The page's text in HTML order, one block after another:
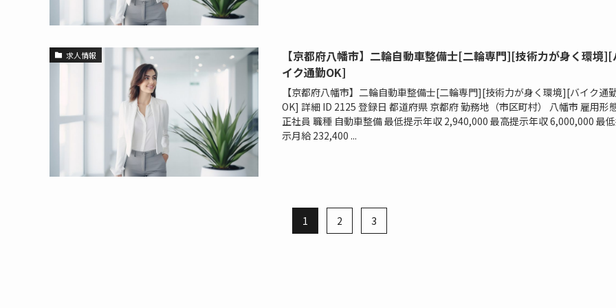
求人情報
【京都府八幡市】二輪自動車整備士[二輪専門][技術力が身く環境][
イク通勤OK]
【京都府八幡市】二輪自動車整備士[二輪専門][技術力が身く環境][バイク通
OK] 詳細 ID 2125 登録日 都道府県 京都府 勤務地（市区町村） 八幡市 雇用形
正社員 職種 自動車整備 最低提示年収 2,940,000 最高提示年収 6,000,000 最
示月給 232,400 ...
1 2 3